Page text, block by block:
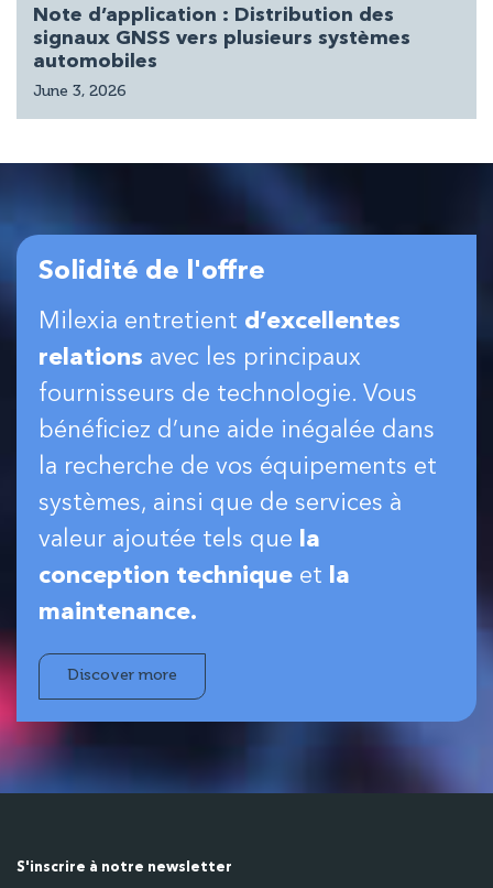
Note d’application : Distribution des
signaux GNSS vers plusieurs systèmes
automobiles
June 3, 2026
Solidité de l'offre
Milexia entretient d’excellentes
relations avec les principaux
fournisseurs de technologie. Vous
bénéficiez d’une aide inégalée dans
la recherche de vos équipements et
systèmes, ainsi que de services à
valeur ajoutée tels que
la
conception technique et
la
maintenance.
Discover more
S'inscrire à notre newsletter